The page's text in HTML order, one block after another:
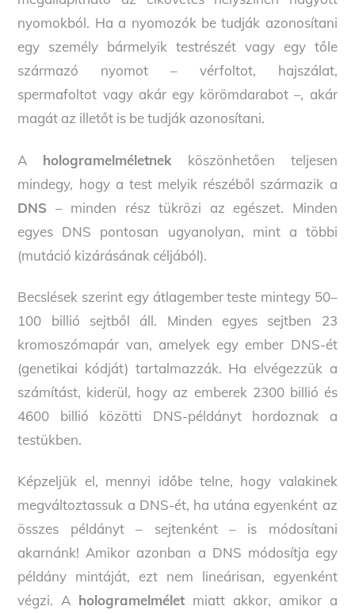
nyomokból. Ha a nyomozók be tudják azonosítani
egy személy bármelyik testrészét vagy egy tőle
származó nyomot – vérfoltot, hajszálat,
spermafoltot vagy akár egy körömdarabot –, akár
magát az illetőt is be tudják azonosítani.
A hologramelméletnek köszönhetően teljesen
mindegy, hogy a test melyik részéből származik a
DNS – minden rész tükrözi az egészet. Minden
egyes DNS pontosan ugyanolyan, mint a többi
(mutáció kizárásának céljából).
Becslések szerint egy átlagember teste mintegy 50–
100 billió sejtből áll. Minden egyes sejtben 23
kromoszómapár van, amelyek egy ember DNS-ét
(genetikai kódját) tartalmazzák. Ha elvégezzük a
számítást, kiderül, hogy az emberek 2300 billió és
4600 billió közötti DNS-példányt hordoznak a
testükben.
Képzeljük el, mennyi időbe telne, hogy valakinek
megváltoztassuk a DNS-ét, ha utána egyenként az
összes példányt – sejtenként – is módosítani
akarnánk! Amikor azonban a DNS módosítja egy
példány mintáját, ezt nem lineárisan, egyenként
végzi. A hologramelmélet miatt akkor, amikor a